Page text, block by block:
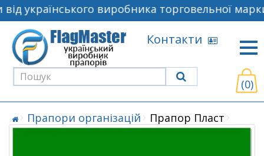
українського виробника торговельної
Контакти
(0)
Прапори організацій Прапор Пласт